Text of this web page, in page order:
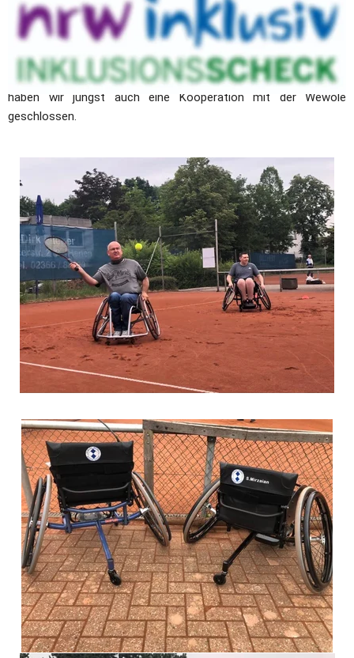
Fitness besonders gefragt, denn Rollitennis ist anstrengend.
Davon können sich auch Fußgänger in einem vereinseigenen
Universaltennisrollstuhl selbst überzeugen. Wir suchen weitere
Interessenten, die sich für Rollitennis bei BW begeistern. Dazu
haben wir jüngst auch eine Kooperation mit der Wewole
geschlossen.